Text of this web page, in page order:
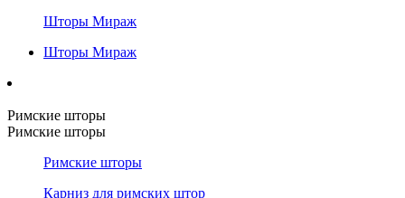
Шторы Мираж
Шторы Мираж
Римские шторы
Римские шторы
Римские шторы
Карниз для римских штор